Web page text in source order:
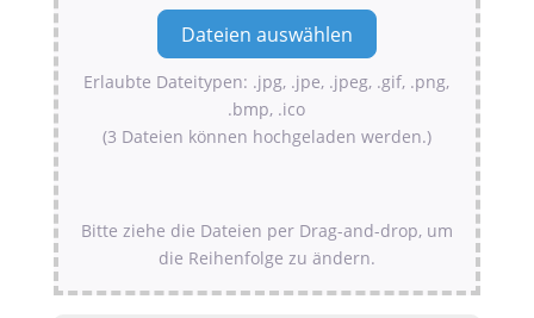
Erlaubte Dateitypen: .jpg, .jpe, .jpeg, .gif, .png,
.bmp, .ico
(3 Dateien können hochgeladen werden.)
Bitte ziehe die Dateien per Drag-and-drop, um
die Reihenfolge zu ändern.